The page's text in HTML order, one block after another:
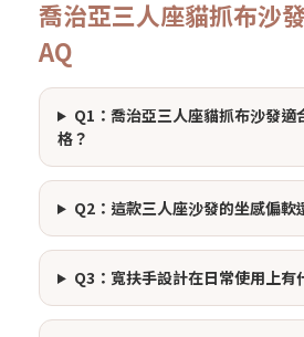
喬治亞三人座貓抓布沙
AQ
Q1：喬治亞三人座貓抓布沙發適
格？
Q2：這款三人座沙發的坐感偏軟
Q3：寬扶手設計在日常使用上有